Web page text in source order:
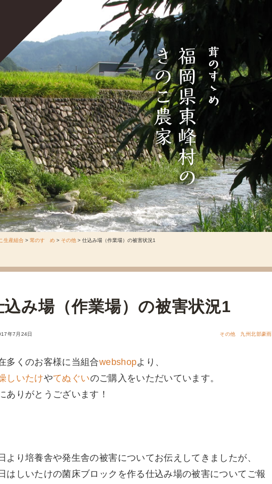
宝珠山きのこ生産組合
生産組合> 茸のすゝめ> その他> 仕込み場（作業場）の被害状況1
込み場（作業場）の被害状況1
年7月24日 その他 九州北部豪雨
多くのお客様に当組合webshopより、
しいたけやてぬぐいのご購入をいただいています。
ありがとうございます！
より培養舎や発生舎の被害についてお伝えしてきましたが、
はしいたけの菌床ブロックを作る仕込み場の被害についてご報